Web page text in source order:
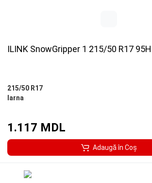
ILINK SnowGripper 1 215/50 R17 95H
215/50 R17
Iarna
1.117 MDL
Adaugă în Coş